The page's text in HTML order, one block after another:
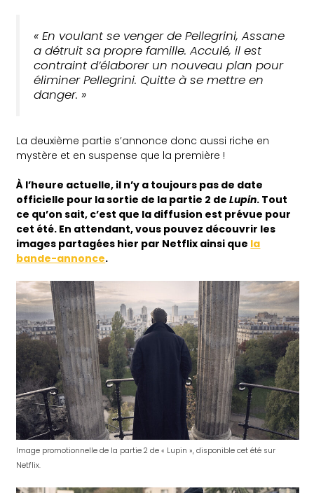
«En voulant se venger de Pellegrini, Assane
a détruit sa propre famille. Acculé, il est
contraint d’élaborer un nouveau plan pour
éliminer Pellegrini. Quitte à se mettre en
danger. »
La deuxième partie s’annonce donc aussi riche en
mystère et en suspense que la première !
À l’heure actuelle, il n’y a toujours pas de date
officielle pour la sortie de la partie 2 deLupin. Tout
ce qu’on sait, c’est que la diffusion est prévue pour
cet été. En attendant, vous pouvez découvrir les
images partagées hier par Netflix ainsi que la
bande-annonce.
Image promotionnelle de la partie 2 de « Lupin », disponible cet été sur
Netflix.